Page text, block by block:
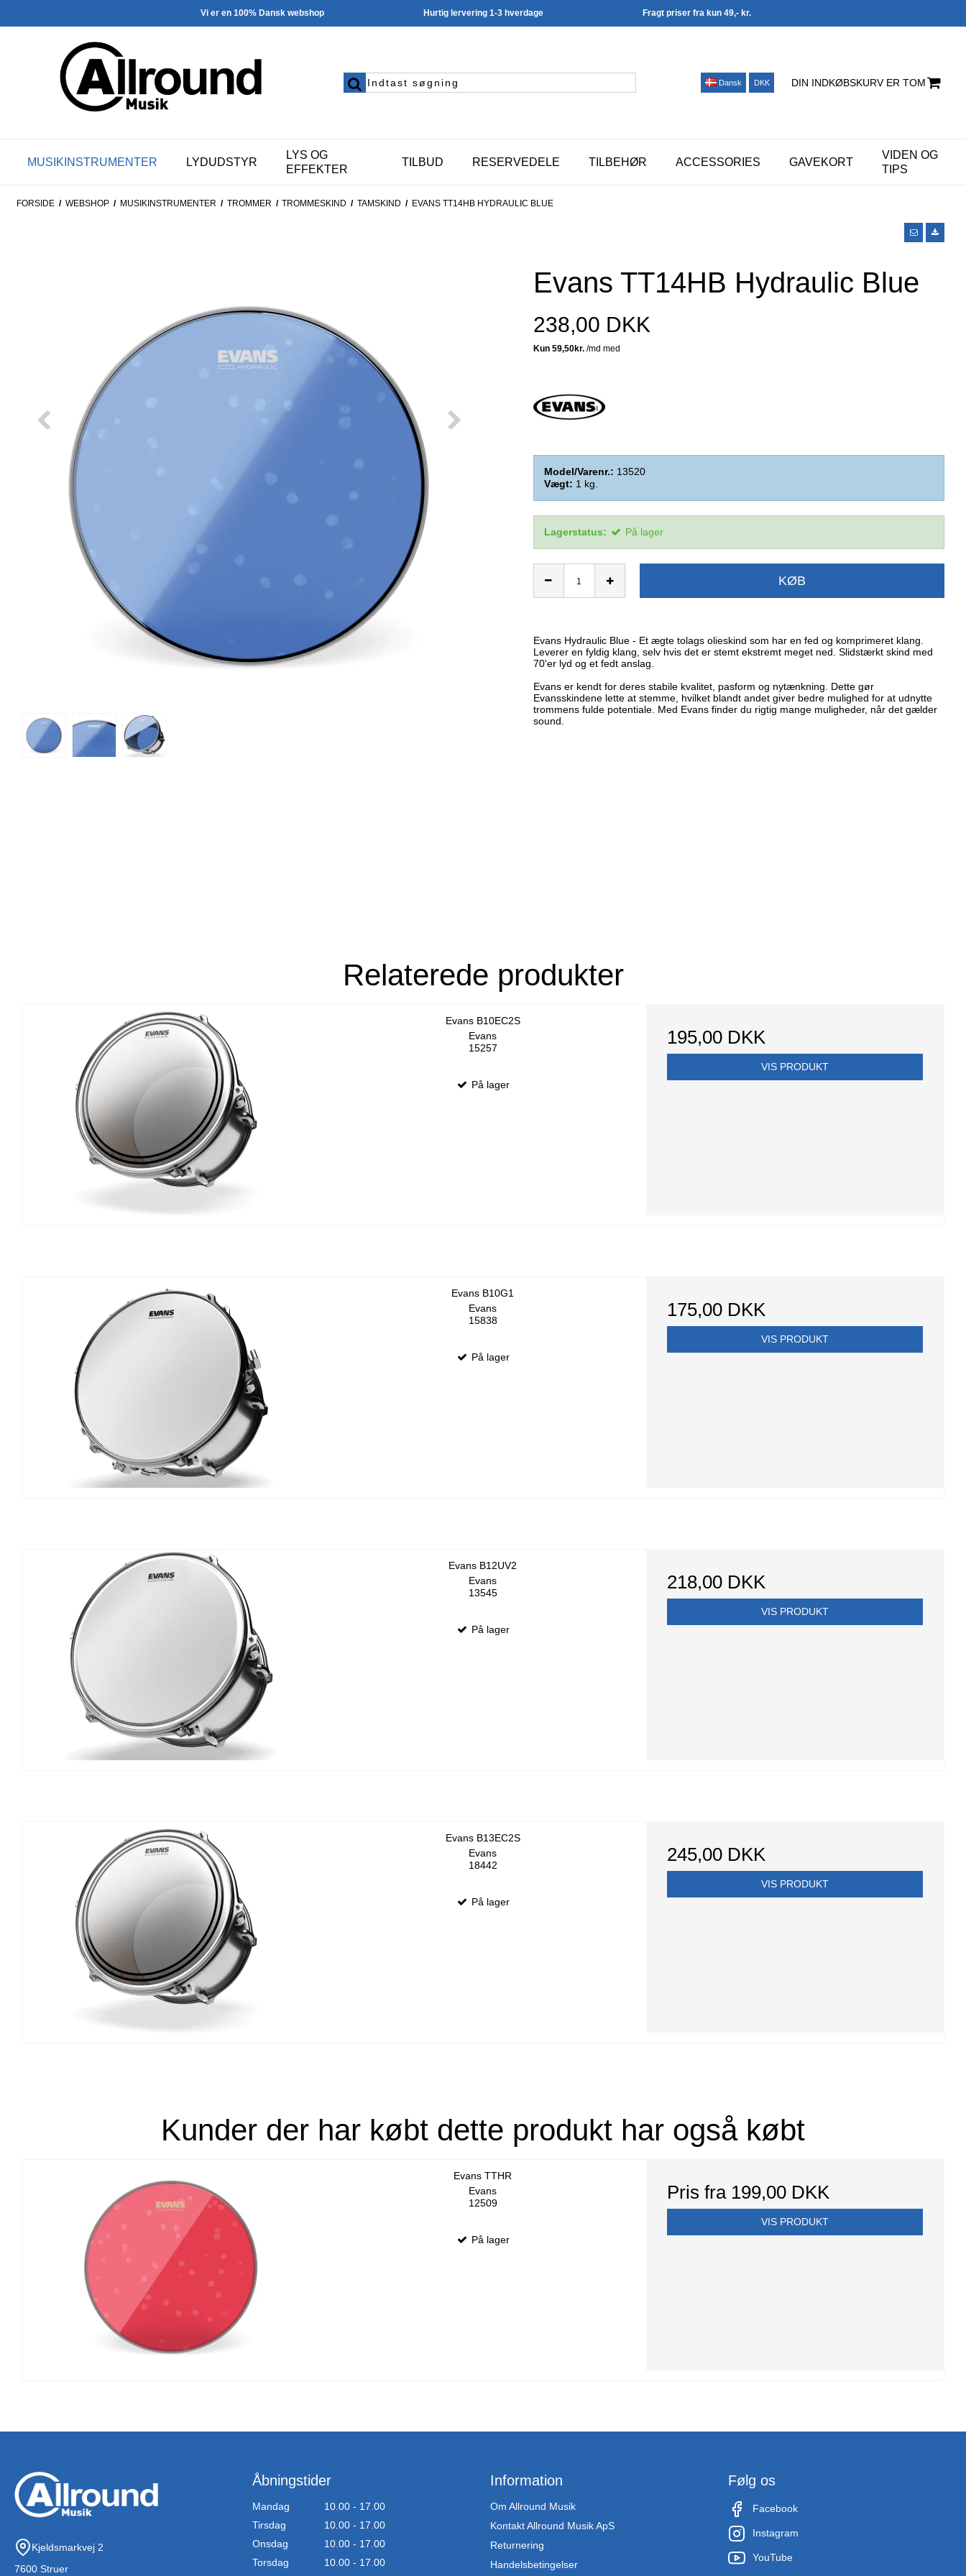
Vi er en 100% Dansk webshop Hurtig lervering 1-3 hverdage Fragt priser fra kun 49,- kr.
Dansk DKK DIN INDKØBSKURV ER TOM
MUSIKINSTRUMENTER LYDUDSTYR
LYS OG
EFFEKTER
TILBUD RESERVEDELE TILBEHØR ACCESSORIES GAVEKORT
VIDEN OG
TIPS
FORSIDE / WEBSHOP / MUSIKINSTRUMENTER / TROMMER / TROMMESKIND / TAMSKIND / EVANS TT14HB HYDRAULIC BLUE
Evans TT14HB Hydraulic Blue
238,00 DKK
Model/Varenr.: 13520
Vægt: 1 kg.
Lagerstatus: På lager
KØB
Evans Hydraulic Blue - Et ægte tolags olieskind som har en fed og komprimeret klang.
Leverer en fyldig klang, selv hvis det er stemt ekstremt meget ned. Slidstærkt skind med
70'er lyd og et fedt anslag.
Evans er kendt for deres stabile kvalitet, pasform og nytænkning. Dette gør
Evansskindene lette at stemme, hvilket blandt andet giver bedre mulighed for at udnytte
trommens fulde potentiale. Med Evans finder du rigtig mange muligheder, når det gælder
sound.
Relaterede produkter
Evans B10EC2S
Evans
15257
På lager
195,00 DKK
VIS PRODUKT
Evans B10G1
Evans
15838
På lager
175,00 DKK
VIS PRODUKT
Evans B12UV2
Evans
13545
På lager
218,00 DKK
VIS PRODUKT
Evans B13EC2S
Evans
18442
På lager
245,00 DKK
VIS PRODUKT
Kunder der har købt dette produkt har også købt
Evans TTHR
Evans
12509
På lager
Pris fra 199,00 DKK
VIS PRODUKT
Kjeldsmarkvej 2
7600 Struer
Åbningstider
Mandag
10.00 - 17.00
Tirsdag
10.00 - 17.00
Onsdag
10.00 - 17.00
Torsdag
10.00 - 17.00
Information
Om Allround Musik
Kontakt Allround Musik ApS
Returnering
Handelsbetingelser
Følg os
Facebook
Instagram
YouTube